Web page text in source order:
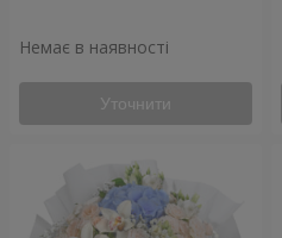
Немає в наявності
Уточнити